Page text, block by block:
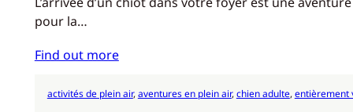
pour la…
Find out more
activités de plein air, aventures en plein air, chien adulte, entièrement